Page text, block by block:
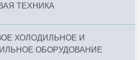
ТЕХНИКА
ХОЛОДИЛЬНОЕ И
ОБОРУДОВАНИЕ